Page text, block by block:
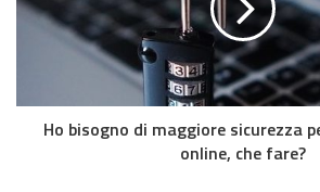
Ho bisogno di maggiore sicurezza
online, che fare?